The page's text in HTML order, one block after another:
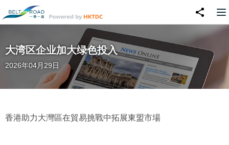
大湾区企业加大绿色投入
2026年04月29日
香港助力大灣區在貿易挑戰中拓展東盟市場